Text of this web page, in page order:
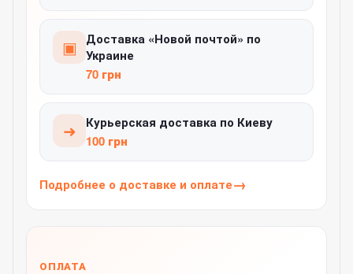
▣
Доставка «Новой почтой» по
Украине
70 грн
➜
Курьерская доставка по Киеву
100 грн
Подробнее о доставке и оплате
ОПЛАТА